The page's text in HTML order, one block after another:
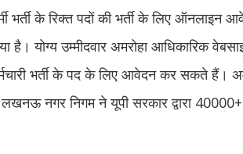
भर्ती के रिक्त पदों की भर्ती के लिए ऑनलाइन
गया है। योग्य उम्मीदवार अमरोहा
भर्ती के पद के लिए आवेदन कर सकते हैं।
नगर निगम ने यूपी सरकार द्वारा